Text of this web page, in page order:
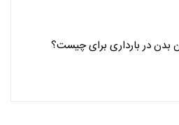
بدن در بارداری برای چیست؟